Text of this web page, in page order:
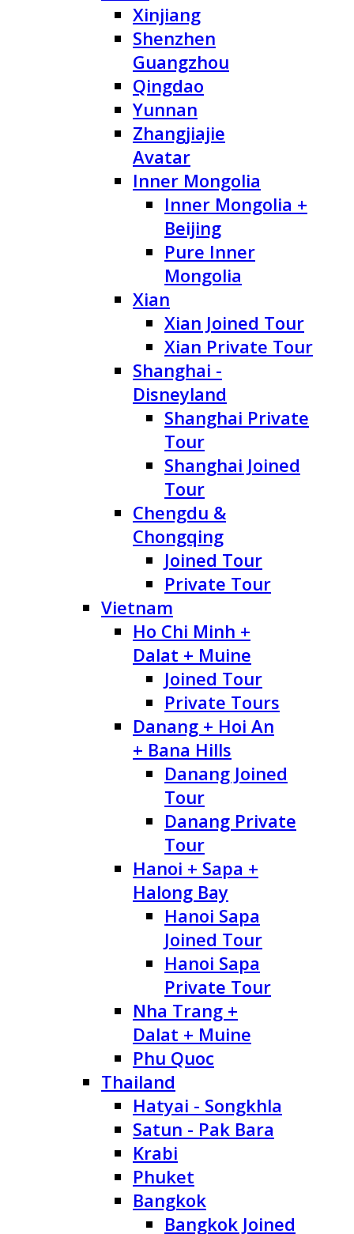
Xinjiang
Shenzhen
Guangzhou
Qingdao
Yunnan
Zhangjiajie
Avatar
Inner Mongolia
Inner Mongolia +
Beijing
Pure Inner
Mongolia
Xian
Xian Joined Tour
Xian Private Tour
Shanghai -
Disneyland
Shanghai Private
Tour
Shanghai Joined
Tour
Chengdu &
Chongqing
Joined Tour
Private Tour
Vietnam
Ho Chi Minh +
Dalat + Muine
Joined Tour
Private Tours
Danang + Hoi An
+ Bana Hills
Danang Joined
Tour
Danang Private
Tour
Hanoi + Sapa +
Halong Bay
Hanoi Sapa
Joined Tour
Hanoi Sapa
Private Tour
Nha Trang +
Dalat + Muine
Phu Quoc
Thailand
Hatyai - Songkhla
Satun - Pak Bara
Krabi
Phuket
Bangkok
Bangkok Joined